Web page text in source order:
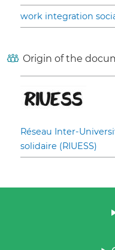
work integration
Origin of the
Réseau Inter-
solidaire (RIUESS)